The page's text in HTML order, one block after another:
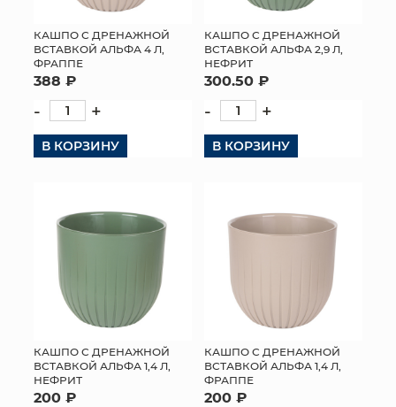
КАШПО С ДРЕНАЖНОЙ
ВСТАВКОЙ АЛЬФА 4 Л,
ФРАППЕ
388 ₽
- +
В КОРЗИНУ
КАШПО С ДРЕНАЖНОЙ
ВСТАВКОЙ АЛЬФА 2,9 Л,
НЕФРИТ
300.50 ₽
- +
В КОРЗИНУ
КАШПО С ДРЕНАЖНОЙ
ВСТАВКОЙ АЛЬФА 1,4 Л,
НЕФРИТ
200 ₽
КАШПО С ДРЕНАЖНОЙ
ВСТАВКОЙ АЛЬФА 1,4 Л,
ФРАППЕ
200 ₽